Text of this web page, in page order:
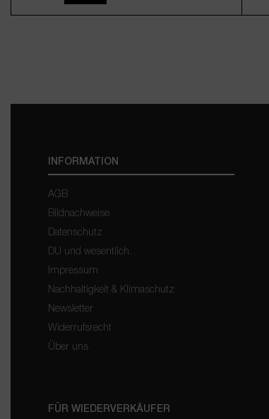
INFORMATION
AGB
Bildnachweise
Datenschutz
DU und wesentlich.
Impressum
Nachhaltigkeit & Klimaschutz
Newsletter
Widerrufsrecht
Über uns
FÜR WIEDERVERKÄUFER